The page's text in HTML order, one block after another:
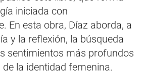
iniciada con
En esta obra, Díaz aborda, a
y la reflexión, la búsqueda
sentimientos más profundos
la identidad femenina.